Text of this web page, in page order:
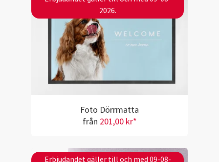
2026.
Foto Dörrmatta
från 201,00 kr*
Erbjudandet gäller till och med 09-08-